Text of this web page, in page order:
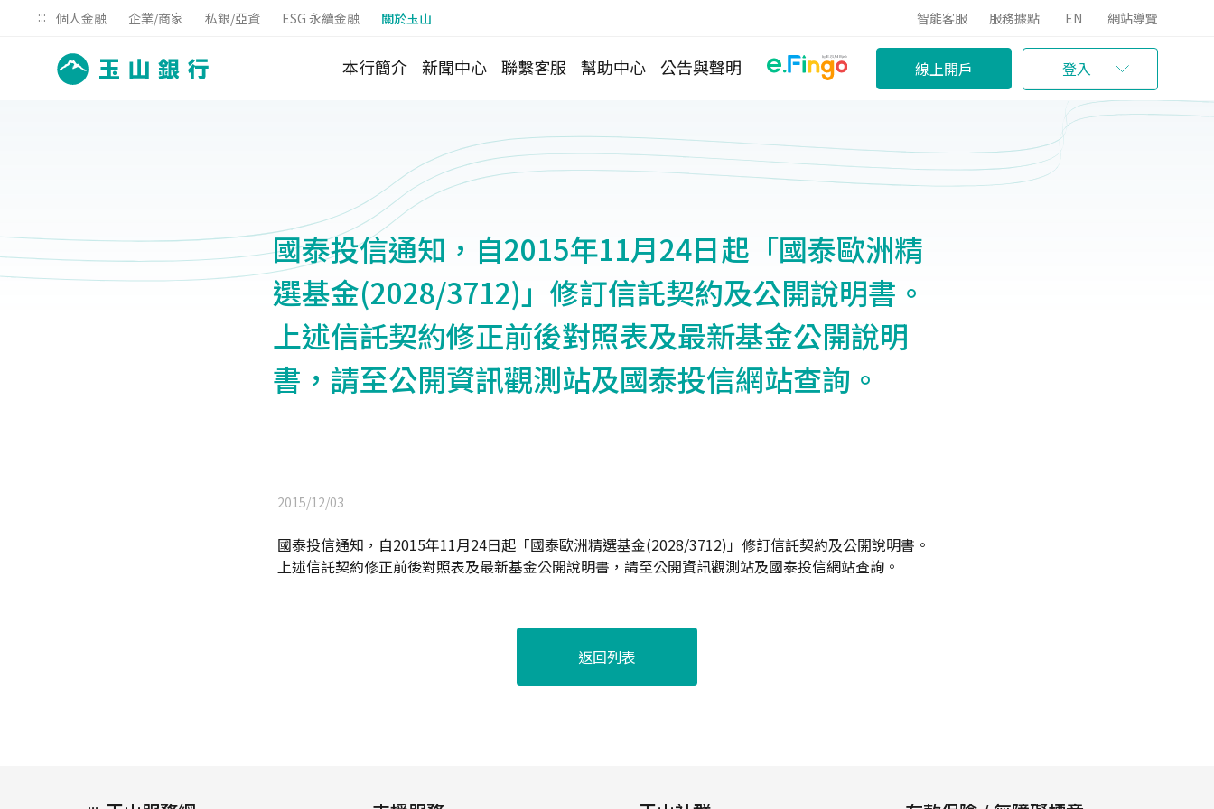
::: 個人金融 企業/商家 私銀/亞資 ESG 永續金融 關於玉山 智能客服 服務據點 EN 網站導覽
本行簡介 新聞中心 聯繫客服 幫助中心 公告與聲明 線上開戶 登入
國泰投信通知，自2015年11月24日起「國泰歐洲精
選基金(2028/3712)」修訂信託契約及公開說明書。
上述信託契約修正前後對照表及最新基金公開說明
書，請至公開資訊觀測站及國泰投信網站查詢。
2015/12/03
國泰投信通知，自2015年11月24日起「國泰歐洲精選基金(2028/3712)」修訂信託契約及公開說明書。
上述信託契約修正前後對照表及最新基金公開說明書，請至公開資訊觀測站及國泰投信網站查詢。
返回列表